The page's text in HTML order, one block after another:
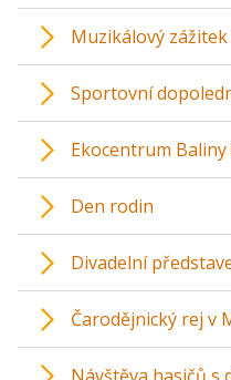
Muzikálový zážitek
Sportovní
Ekocentrum Baliny
Den rodin
Divadelní
Čarodějnický rej v